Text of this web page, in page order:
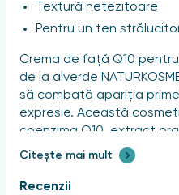
Textură netezitoare
Pentru un ten
Crema de față Q10
de la alverde
să combată apariția
expresie. Această
coenzima Q10, extract
C, protejează pielea
Datorită hidratării
îmbunătățește, iar
Citește mai mult
Recenzii